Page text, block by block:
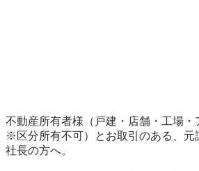
不動産所有者様（戸建・店舗・工場・
※区分所有不可）とお取引のある、元
社長の方へ。